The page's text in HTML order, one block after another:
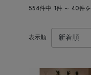
554件中 1件 ～ 40件
表示順